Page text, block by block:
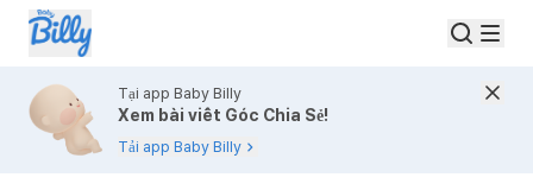
Tại app Baby Billy
Xem bài viết Góc Chia Sẻ!
Tải app Baby Billy